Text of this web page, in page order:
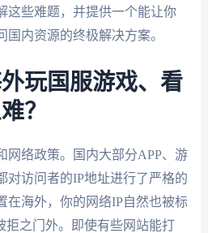
这些难题，并提供一个能让你
内资源的终极解决方案。
玩国服游戏、看
？
网络政策。国内大部分APP、游
对访问者的IP地址进行了严格的
在海外，你的网络IP自然也被标
拒之门外。即使有些网站能打